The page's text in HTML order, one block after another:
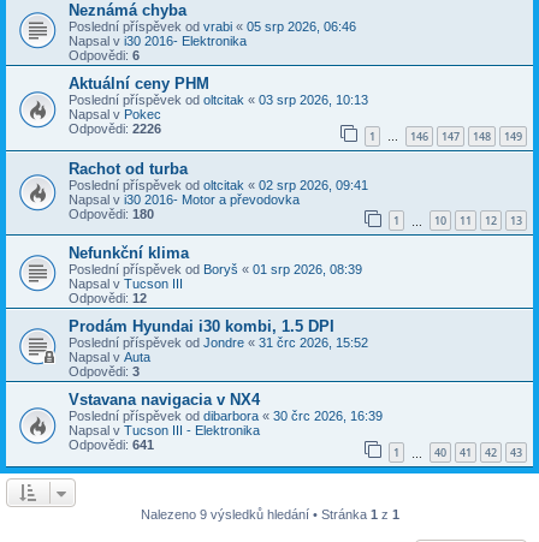
Neznámá chyba
Poslední příspěvek od vrabi « 05 srp 2026, 06:46
Napsal v i30 2016- Elektronika
Odpovědi: 6
Aktuální ceny PHM
Poslední příspěvek od oltcitak « 03 srp 2026, 10:13
Napsal v Pokec
Odpovědi: 2226 1 … 146 147 148 149
Rachot od turba
Poslední příspěvek od oltcitak « 02 srp 2026, 09:41
Napsal v i30 2016- Motor a převodovka
Odpovědi: 180 1 10 11 12 13
Nefunkční klima
Poslední příspěvek od Boryš « 01 srp 2026, 08:39
Napsal v Tucson III
Odpovědi: 12
Prodám Hyundai i30 kombi, 1.5 DPI
Poslední příspěvek od Jondre « 31 črc 2026, 15:52
Napsal v Auta
Odpovědi: 3
Vstavana navigacia v NX4
Poslední příspěvek od dibarbora « 30 črc 2026, 16:39
Napsal v Tucson III - Elektronika
Odpovědi: 641 1 40 41 42 43
Nalezeno 9 výsledků hledání • Stránka 1 z 1